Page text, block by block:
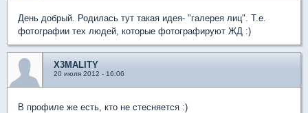
День добрый. Родилась тут такая идея- "галерея лиц". Т.е.
фотографии тех людей, которые фотографируют ЖД :)
X3MALITY
20 июля 2012 - 16:06
В профиле же есть, кто не стесняется :)